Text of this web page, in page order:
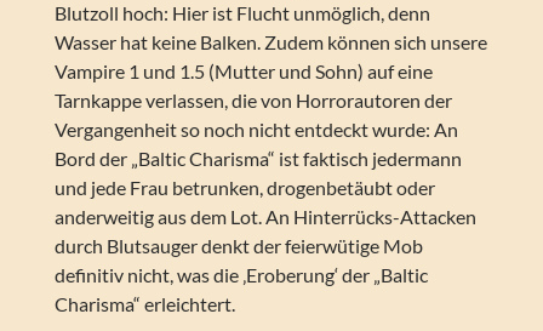
Blutzoll hoch: Hier ist Flucht unmöglich, denn
Wasser hat keine Balken. Zudem können sich unsere
Vampire 1 und 1.5 (Mutter und Sohn) auf eine
Tarnkappe verlassen, die von Horrorautoren der
Vergangenheit so noch nicht entdeckt wurde: An
Bord der „Baltic Charisma“ ist faktisch jedermann
und jede Frau betrunken, drogenbetäubt oder
anderweitig aus dem Lot. An Hinterrücks-Attacken
durch Blutsauger denkt der feierwütige Mob
definitiv nicht, was die ‚Eroberung‘ der „Baltic
Charisma“ erleichtert.